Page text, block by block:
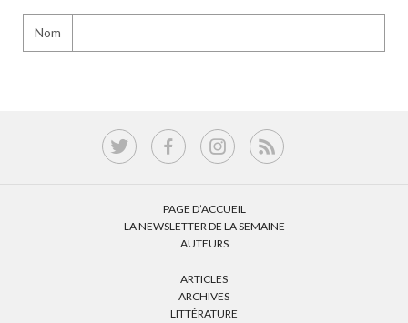
Nom
PAGE D’ACCUEIL
LA NEWSLETTER DE LA SEMAINE
AUTEURS
ARTICLES
ARCHIVES
LITTÉRATURE